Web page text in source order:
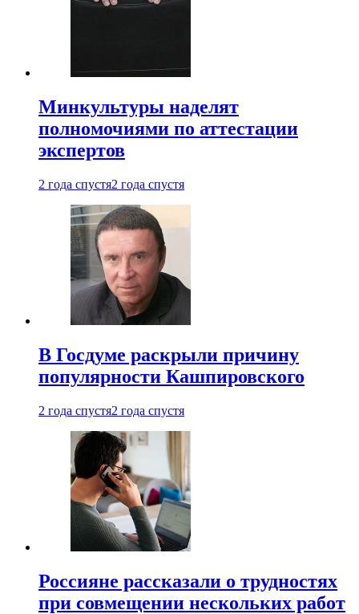
Минкультуры наделят
полномочиями по аттестации
экспертов
2 года спустя2 года спустя
В Госдуме раскрыли причину
популярности Кашпировского
2 года спустя2 года спустя
Россияне рассказали о трудностях
при совмещении нескольких работ